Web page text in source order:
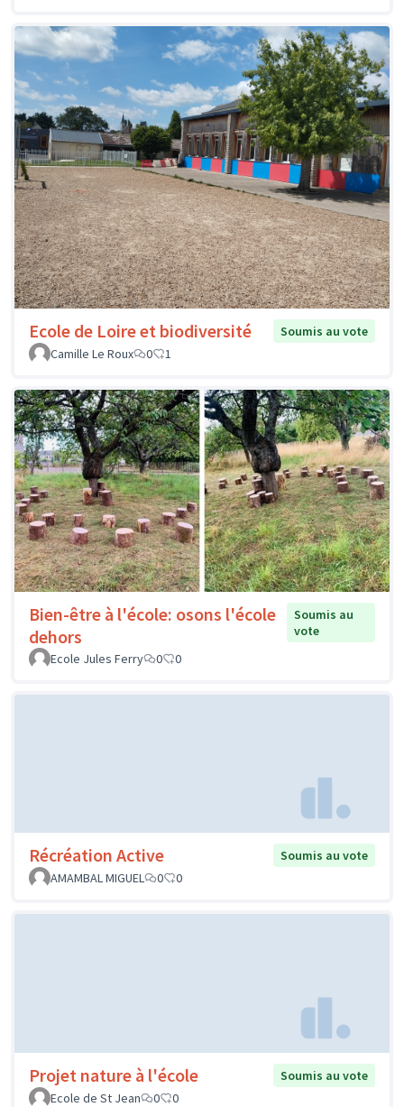
Ecole de Loire et biodiversité
Soumis au vote
Camille Le Roux
0 1
Bien-être à l'école: osons l'école
dehors
Soumis au
vote
Ecole Jules Ferry
0 0
Récréation Active
Soumis au vote
AMAMBAL MIGUEL
0 0
Projet nature à l'école
Soumis au vote
Ecole de St Jean
0 0